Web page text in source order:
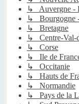
↳ Auvergne -
↳ Bourgogne
↳ Bretagne
↳ Centre-Val-
↳ Corse
↳ Ile de
↳ Occitanie
↳ Hauts de
↳ Normandie
↳ Pays de la